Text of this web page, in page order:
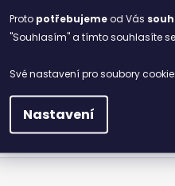
Proto potřebujemeod Vás
"Souhlasím" a tímto souhlasíte
Své nastavení pro soubory
Nastavení
Caprice
v klasické černé
celý den
obouvání
ležérnímu městskému